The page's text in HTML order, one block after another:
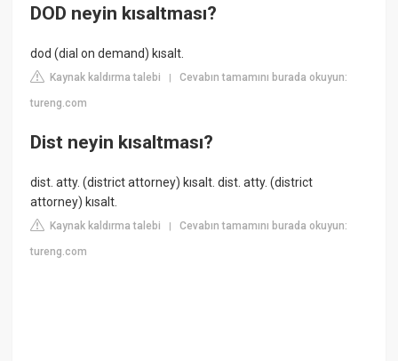
DOD neyin kısaltması?
dod (dial on demand) kısalt.
Kaynak kaldırma talebi |Cevabın tamamını burada okuyun:
tureng.com
Dist neyin kısaltması?
dist. atty. (district attorney) kısalt. dist. atty. (district
attorney) kısalt.
Kaynak kaldırma talebi |Cevabın tamamını burada okuyun:
tureng.com